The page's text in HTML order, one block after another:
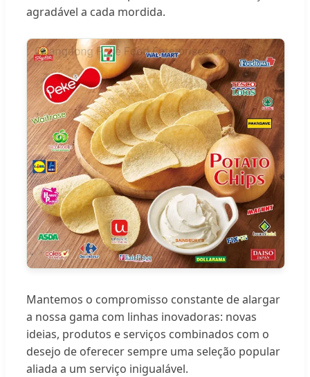
agradável a cada mordida.
Mantemos o compromisso constante de alargar
a nossa gama com linhas inovadoras: novas
ideias, produtos e serviços combinados com o
desejo de oferecer sempre uma seleção popular
aliada a um serviço inigualável.